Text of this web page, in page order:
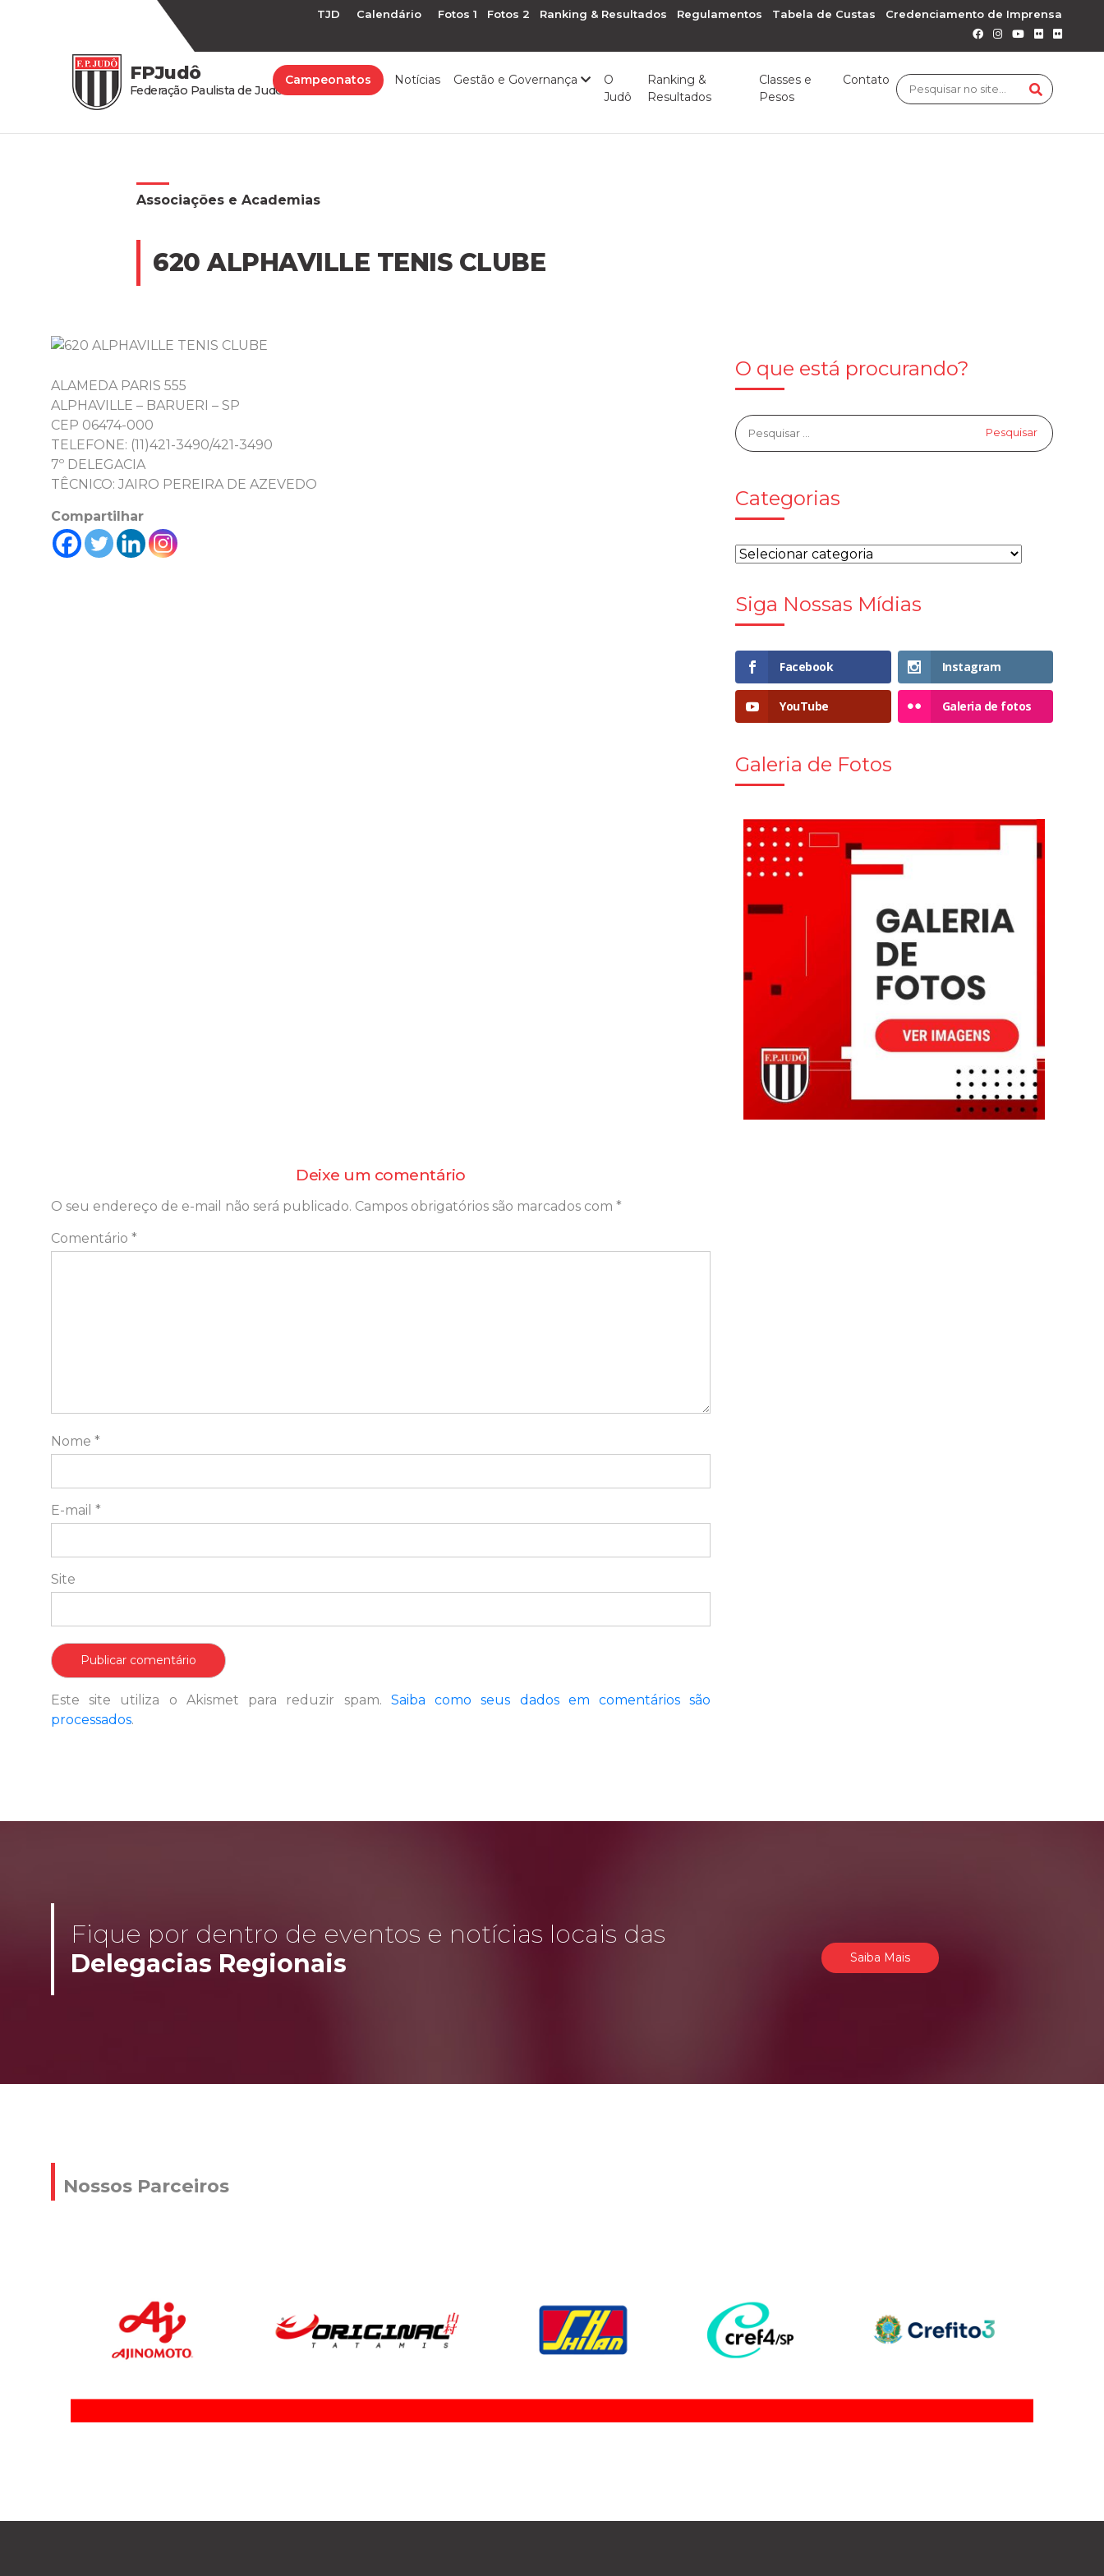
TJD Calendário Fotos 1 Fotos 2 Ranking & Resultados Regulamentos Tabela de Custas Credenciamento de Imprensa
FPJudô
Federação Paulista de Judô
Campeonatos Notícias Gestão e Governança
O
Judô
Ranking &
Resultados
Classes e
Pesos
Contato
Associações e Academias
620 ALPHAVILLE TENIS CLUBE
ALAMEDA PARIS 555
ALPHAVILLE – BARUERI – SP
CEP 06474-000
TELEFONE: (11)421-3490/421-3490
7º DELEGACIA
TÊCNICO: JAIRO PEREIRA DE AZEVEDO
Compartilhar
O que está procurando?
Categorias
Siga Nossas Mídias
Facebook Instagram
YouTube Galeria de fotos
Galeria de Fotos
Deixe um comentário
O seu endereço de e-mail não será publicado. Campos obrigatórios são marcados com *
Comentário *
Nome *
E-mail *
Site
Este site utiliza o Akismet para reduzir spam. Saiba como seus dados em comentários são
processados.
Fique por dentro de eventos e notícias locais das
Delegacias Regionais
Saiba Mais
Nossos Parceiros